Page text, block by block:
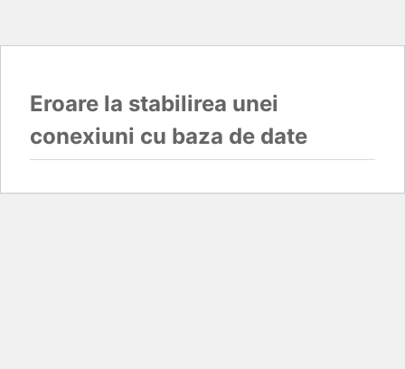
Eroare la stabilirea unei
conexiuni cu baza de date